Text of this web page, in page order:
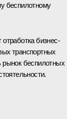
беспилотному
бизнес-
транспортных
рынок беспилотных